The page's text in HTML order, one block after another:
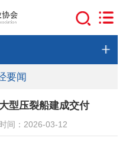
要闻
型压裂船建成交付
间：2026-03-12